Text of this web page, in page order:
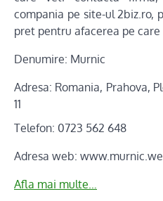
compania pe site-ul 2biz.ro,
pret pentru afacerea pe care
Denumire: Murnic
Adresa: Romania, Prahova,
11
Telefon: 0723 562 648
Adresa web:
Afla mai multe…